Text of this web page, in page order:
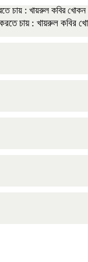
চায় : খায়রুল কবির